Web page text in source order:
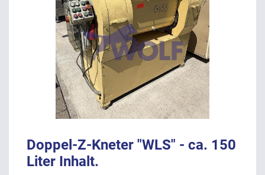
Doppel-Z-Kneter "WLS" - ca. 150
Liter Inhalt.